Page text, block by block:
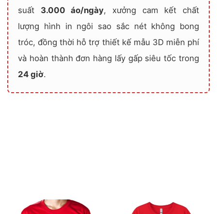
suất 3.000 áo/ngày, xưởng cam kết chất
lượng hình in ngôi sao sắc nét không bong
tróc, đồng thời hỗ trợ thiết kế mẫu 3D miễn phí
và hoàn thành đơn hàng lấy gấp siêu tốc trong
24 giờ.
Áo Cờ Đỏ Sao Vàng TB –
Áo Cờ Đỏ Sao Vàng TB –